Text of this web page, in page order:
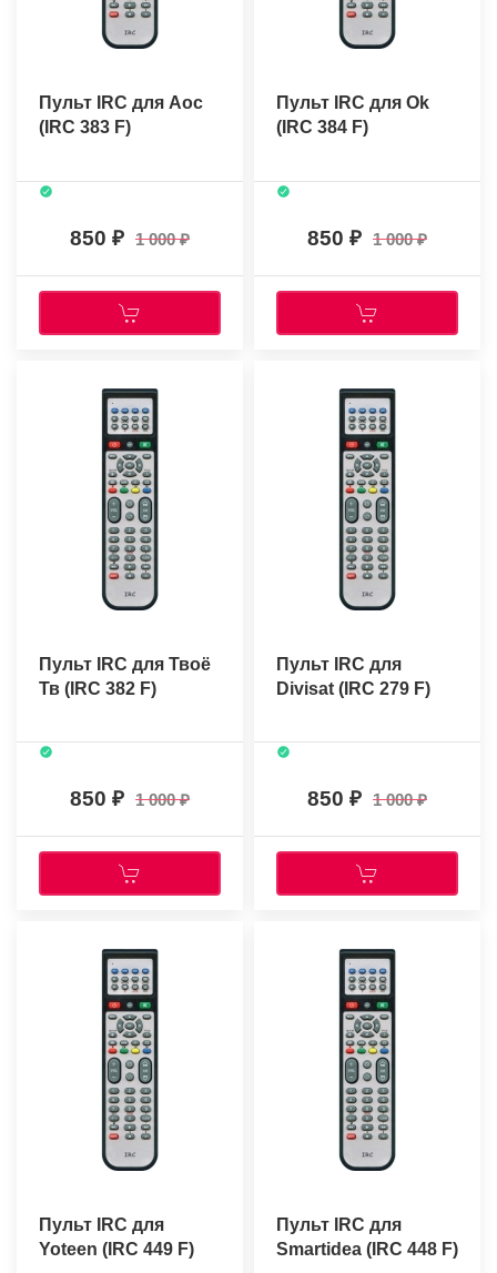
Пульт IRC для Aoc
(IRC 383 F)
850 1 000
Пульт IRC для Ok
(IRC 384 F)
850 1 000
Пульт IRC для Твоё
Тв (IRC 382 F)
850 1 000
Пульт IRC для
Divisat (IRC 279 F)
850 1 000
Пульт IRC для
Yoteen (IRC 449 F)
Пульт IRC для
Smartidea (IRC 448 F)